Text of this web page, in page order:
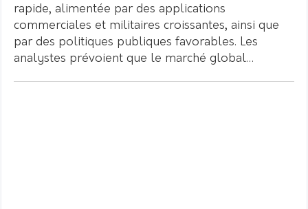
rapide, alimentée par des applications
commerciales et militaires croissantes, ainsi que
par des politiques publiques favorables. Les
analystes prévoient que le marché global…